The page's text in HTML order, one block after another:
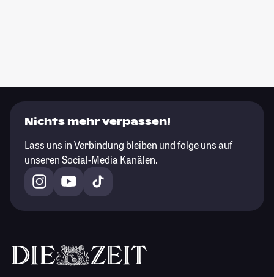
Nichts mehr verpassen!
Lass uns in Verbindung bleiben und folge uns auf
unseren Social-Media Kanälen.